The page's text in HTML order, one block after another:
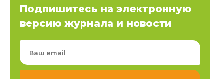
Подпишитесь на электронную
версию журнала и новости